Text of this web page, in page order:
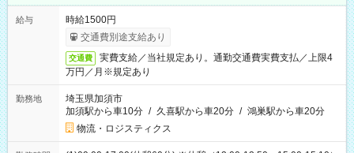
給与
時給1500円
交通費別途支給あり
交通費
実費支給／当社規定あり。通勤交通費実費支払／上限4
万円／月※規定あり
勤務地
埼玉県加須市
加須駅から車10分 / 久喜駅から車20分 / 鴻巣駅から車20分
物流・ロジスティクス